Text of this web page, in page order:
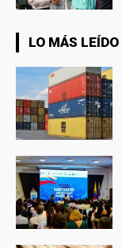
LO MÁS LEÍDO